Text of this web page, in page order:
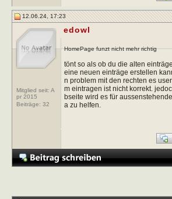
12.06.24, 17:23
Mitglied seit: A
pr 2015
Beiträge: 32
edowl
HomePage funzt nicht mehr richtig
tönt so als ob du die alten
eine neuen einträge erstellen
n problem mit den rechten es
m eintragen ist nicht korrekt.
bseite wird es für
a zu helfen.